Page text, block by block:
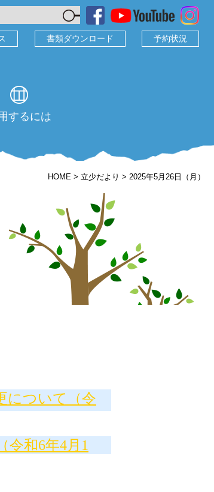
書類ダウンロード 予約状況
するには
HOME > 立少だより > 2025年5月26日（月）
について（令
令和6年4月1